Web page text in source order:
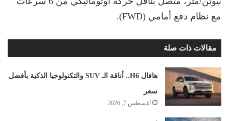
مع نظام دفع أمامي (FWD).
مقالات ذات صلة
هافال H6.. أناقة الـ SUV والتكنولوجيا الذكية بأفضل
سعر
أغسطس 7, 2026